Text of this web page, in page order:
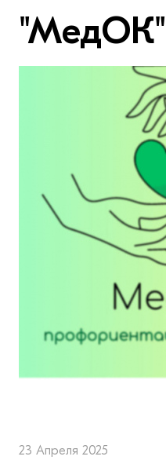
"МедОК"
23 Апреля 2025